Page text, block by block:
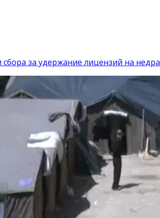
за удержание лицензий на недра